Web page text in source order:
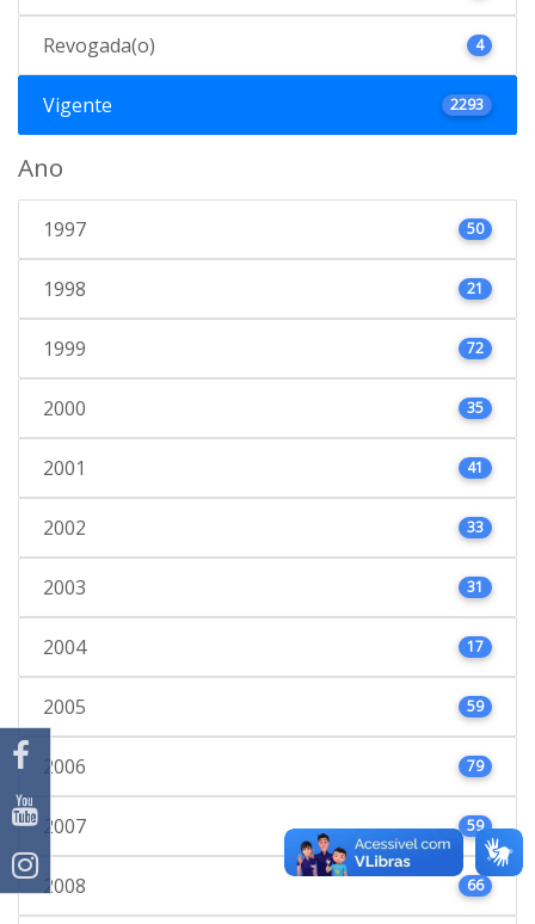
Revogada(o) 4
Vigente 2293
Ano
1997 50
1998 21
1999 72
2000 35
2001 41
2002 33
2003 31
2004 17
2005 59
2006 79
2007 59
2008 66